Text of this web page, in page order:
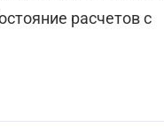
расчетов с